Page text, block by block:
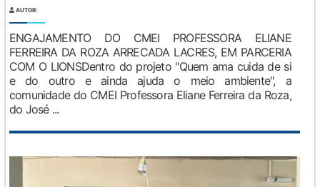
AUTOR:
ENGAJAMENTO DO CMEI PROFESSORA ELIANE
FERREIRA DA ROZA ARRECADA LACRES, EM PARCERIA
COM O LIONSDentro do projeto "Quem ama cuida de si
e do outro e ainda ajuda o meio ambiente", a
comunidade do CMEI Professora Eliane Ferreira da Roza,
do José ...